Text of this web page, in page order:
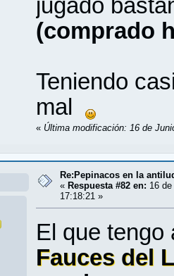
jugado
(comprado
Teniendo
mal
« Última modificación: 16 de
Re:Pepinacos en la
« Respuesta #82 en: 16
17:18:21 »
El que
Fauces del